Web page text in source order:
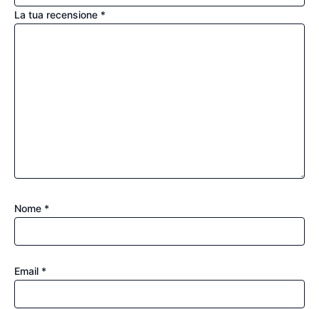
La tua recensione *
Nome *
Email *